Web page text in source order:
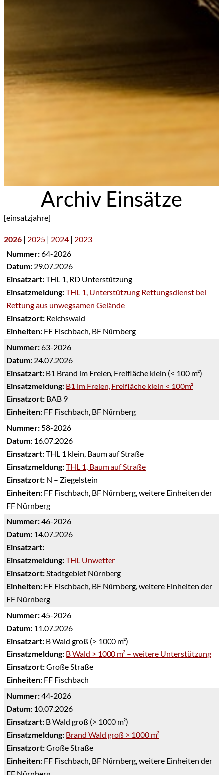
Archiv Einsätze
[einsatzjahre]
2026 | 2025 | 2024 | 2023
Nummer:64-2026
Datum: 29.07.2026
Einsatzart:THL 1, RD Unterstützung
Einsatzmeldung:THL 1, Unterstützung Rettungsdienst bei
Rettung aus unwegsamen Gelände
Einsatzort: Reichswald
Einheiten: FF Fischbach, BF Nürnberg
Nummer:63-2026
Datum: 24.07.2026
Einsatzart: B1 Brand im Freien, Freifläche klein (< 100 m²)
Einsatzmeldung: B1 im Freien, Freifläche klein < 100m²
Einsatzort: BAB 9
Einheiten: FF Fischbach, BF Nürnberg
Nummer: 58-2026
Datum: 16.07.2026
Einsatzart:THL 1 klein, Baum auf Straße
Einsatzmeldung:THL 1, Baum auf Straße
Einsatzort: N – Ziegelstein
Einheiten: FF Fischbach, BF Nürnberg, weitere Einheiten der
FF Nürnberg
Nummer:46-2026
Datum: 14.07.2026
Einsatzart:
Einsatzmeldung:THL Unwetter
Einsatzort: Stadtgebiet Nürnberg
Einheiten: FF Fischbach, BF Nürnberg, weitere Einheiten der
FF Nürnberg
Nummer:45-2026
Datum: 11.07.2026
Einsatzart: B Wald groß (> 1000 m²)
Einsatzmeldung: B Wald > 1000 m² – weitere Unterstützung
Einsatzort:Große Straße
Einheiten: FF Fischbach
Nummer:44-2026
Datum: 10.07.2026
Einsatzart: B Wald groß (> 1000 m²)
Einsatzmeldung: Brand Wald groß > 1000 m²
Einsatzort:Große Straße
Einheiten: FF Fischbach, BF Nürnberg, weitere Einheiten der